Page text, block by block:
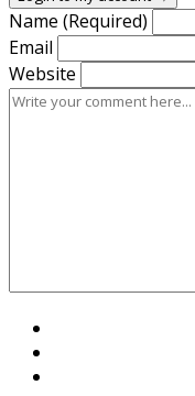
Name (Required)
Email
Website